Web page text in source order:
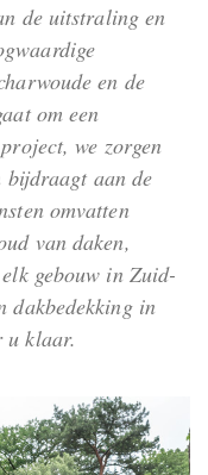
de uitstraling en
en de
om een
we zorgen
aan de
omvatten
van daken,
gebouw in Zuid-
dakbedekking in
u klaar.